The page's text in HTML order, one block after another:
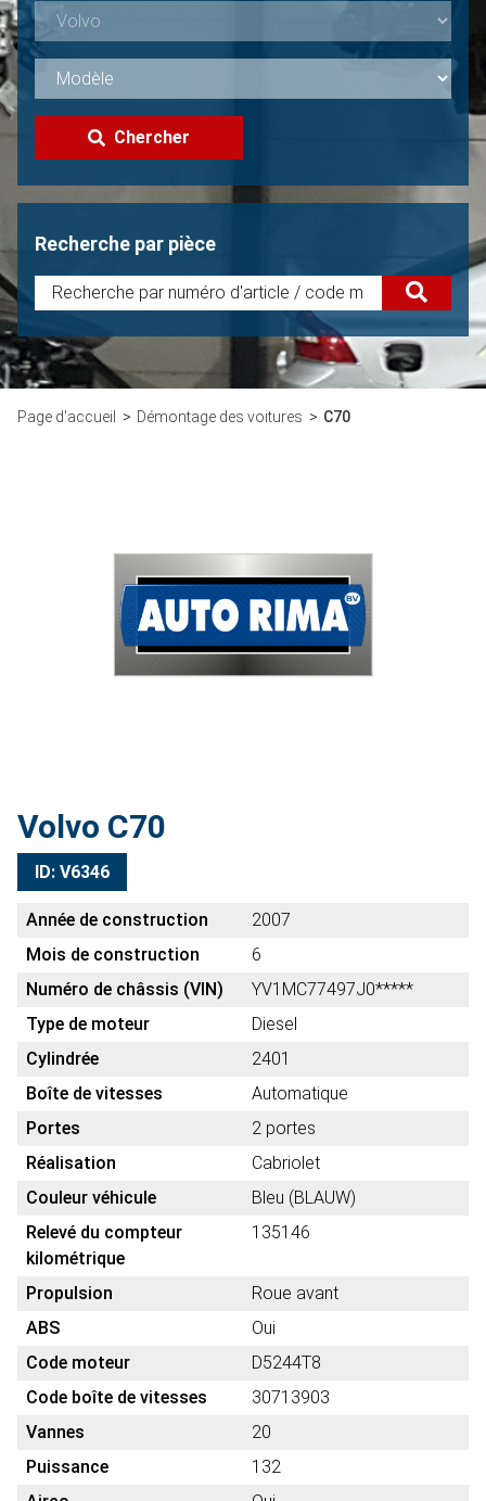
Chercher
Recherche par pièce
Page d'accueil Démontage des voitures C70
Volvo C70
ID: V6346
Année de construction
2007
Mois de construction
6
Numéro de châssis (VIN)
YV1MC77497J0*****
Type de moteur
Diesel
Cylindrée
2401
Boîte de vitesses
Automatique
Portes
2 portes
Réalisation
Cabriolet
Couleur véhicule
Bleu (BLAUW)
Relevé du compteur
kilométrique
135146
Propulsion
Roue avant
ABS
Oui
Code moteur
D5244T8
Code boîte de vitesses
30713903
Vannes
20
Puissance
132